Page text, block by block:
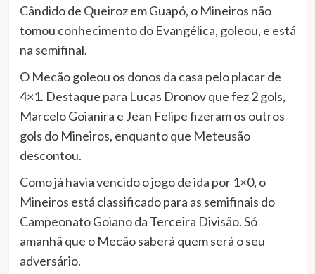
Cândido de Queiroz em Guapó, o Mineiros não
tomou conhecimento do Evangélica, goleou, e está
na semifinal.
O Mecão goleou os donos da casa pelo placar de
4×1. Destaque para Lucas Dronov que fez 2 gols,
Marcelo Goianira e Jean Felipe fizeram os outros
gols do Mineiros, enquanto que Meteusão
descontou.
Como já havia vencido o jogo de ida por 1×0, o
Mineiros está classificado para as semifinais do
Campeonato Goiano da Terceira Divisão. Só
amanhã que o Mecão saberá quem será o seu
adversário.